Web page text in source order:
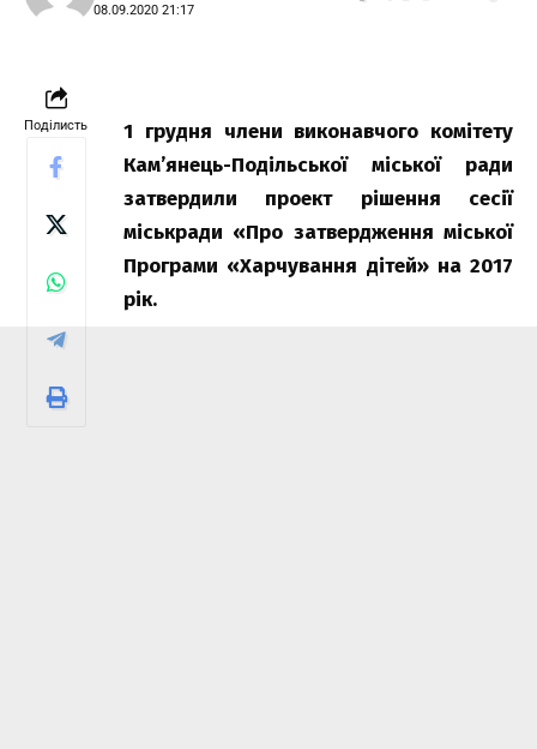
08.09.2020 21:17
Поділисть
1 грудня члени виконавчого комітету
Кам’янець-Подільської міської ради
затвердили проект рішення сесії
міськради «Про затвердження міської
Програми «Харчування дітей» на 2017
рік.